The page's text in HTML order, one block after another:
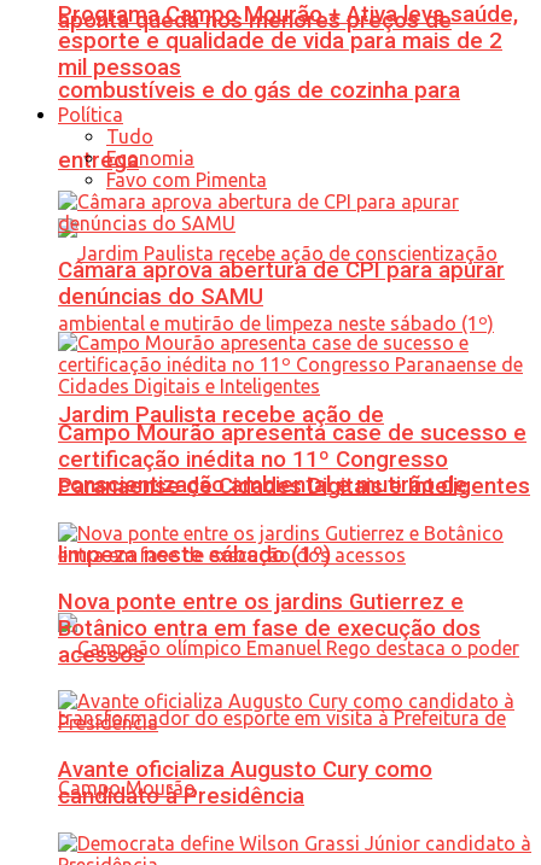
aponta queda nos menores preços de
combustíveis e do gás de cozinha para
entrega
Jardim Paulista recebe ação de
conscientização ambiental e mutirão de
limpeza neste sábado (1º)
Programa Campo Mourão + Ativa leva saúde,
esporte e qualidade de vida para mais de 2
mil pessoas
Política
Tudo
Economia
Favo com Pimenta
Câmara aprova abertura de CPI para apurar
denúncias do SAMU
Campo Mourão apresenta case de sucesso e
certificação inédita no 11º Congresso
Paranaense de Cidades Digitais e Inteligentes
Nova ponte entre os jardins Gutierrez e
Botânico entra em fase de execução dos
acessos
Avante oficializa Augusto Cury como
candidato à Presidência